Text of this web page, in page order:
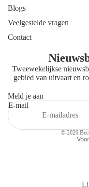
Blogs
Veelgestelde vragen
Contact
Tweewekelijkse
gebied van uitvaart en
Meld je aan
E-mail
© 2026